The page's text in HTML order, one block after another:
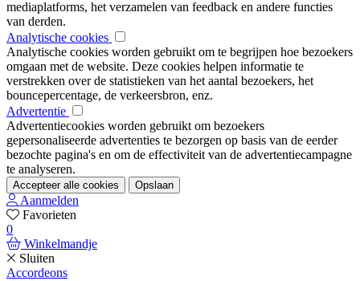
mediaplatforms, het verzamelen van feedback en andere functies
van derden.
Analytische cookies
Analytische cookies worden gebruikt om te begrijpen hoe bezoekers
omgaan met de website. Deze cookies helpen informatie te
verstrekken over de statistieken van het aantal bezoekers, het
bouncepercentage, de verkeersbron, enz.
Advertentie
Advertentiecookies worden gebruikt om bezoekers
gepersonaliseerde advertenties te bezorgen op basis van de eerder
bezochte pagina's en om de effectiviteit van de advertentiecampagne
te analyseren.
Accepteer alle cookies Opslaan
Aanmelden
Favorieten
0
Winkelmandje
Sluiten
Accordeons